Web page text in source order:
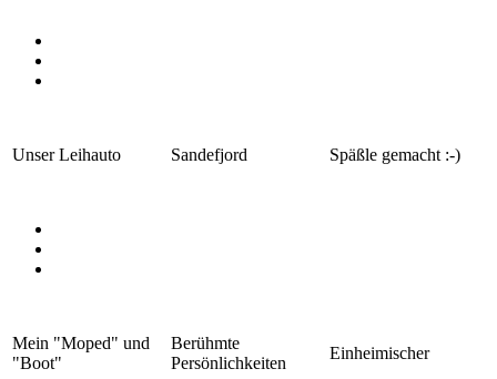
Unser Leihauto Sandefjord Späßle gemacht :-)
Mein "Moped" und
"Boot"
Berühmte
Persönlichkeiten
Einheimischer